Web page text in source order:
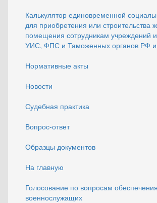
Калькулятор единовременной
для приобретения или строительства
помещения сотрудникам учреждений
УИС, ФПС и Таможенных органов РФ
Нормативные акты
Новости
Судебная практика
Вопрос-ответ
Образцы документов
На главную
Голосование по вопросам
военнослужащих